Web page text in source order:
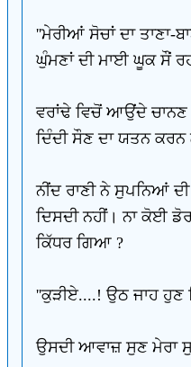
''ਮੇਰੀਆਂ ਸੋਚਾਂ ਦਾ ਤਾਣਾ-
ਘੁੰਮਣਾਂ ਦੀ ਮਾਈ ਘੂਕ ਸੌਂ
ਵਰਾਂਢੇ ਵਿਚੋਂ ਆਉਂਦੇ ਚਾਨਣ
ਦਿੰਦੀ ਸੌਣ ਦਾ ਯਤਨ
ਨੀਂਦ ਰਾਣੀ ਨੇ ਸੁਪਨਿਆਂ
ਦਿਸਦੀ ਨਹੀਂ। ਨਾ ਕੋਈ
ਕਿੱਧਰ ਗਿਆ ?
''ਕੁੜੀਏ....! ਉਠ ਜਾਹ
ਉਸਦੀ ਆਵਾਜ਼ ਸੁਣ ਮੇਰਾ